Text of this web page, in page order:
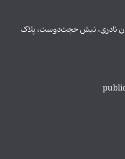
نادری، نبش حجت‌دوست، پلاک